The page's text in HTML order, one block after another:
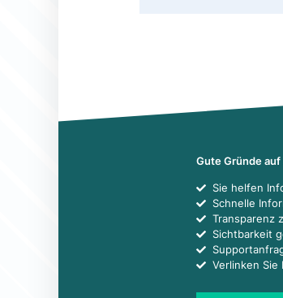
Gute Gründe
Sie helfen
Schnelle
Transparenz
Sichtbarkeit
Verlinken Sie